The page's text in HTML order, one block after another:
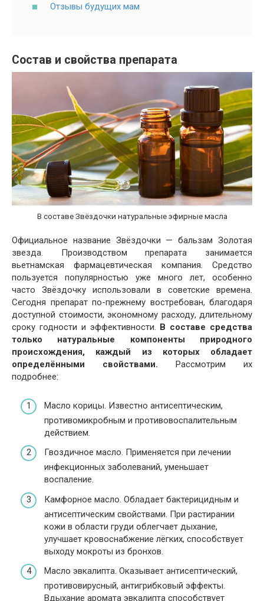
Отзывы будущих мам
Состав и свойства препарата
В составе Звёздочки натуральные эфирные масла
Официальное название Звёздочки — бальзам Золотая
звезда. Производством препарата занимается
вьетнамская фармацевтическая компания. Средство
пользуется популярностью уже много лет, особенно
часто Звёздочку использовали в советские времена.
Сегодня препарат по-прежнему востребован, благодаря
доступной стоимости, экономному расходу, длительному
сроку годности и эффективности. В составе средства
только натуральные компоненты природного
происхождения, каждый из которых обладает
определёнными свойствами. Рассмотрим их
подробнее:
Масло корицы. Известно антисептическим,
противомикробным и противовоспалительным
действием.
Гвоздичное масло. Применяется при лечении
инфекционных заболеваний, уменьшает
воспаление.
Камфорное масло. Обладает бактерицидным и
антисептическим свойствами. При растирании
кожи в области груди облегчает дыхание,
улучшает кровоснабжение лёгких, способствует
выходу мокроты из бронхов.
Масло эвкалипта. Оказывает антисептический,
противовирусный, антигрибковый эффекты.
Вдыхание аромата эвкалипта способствует